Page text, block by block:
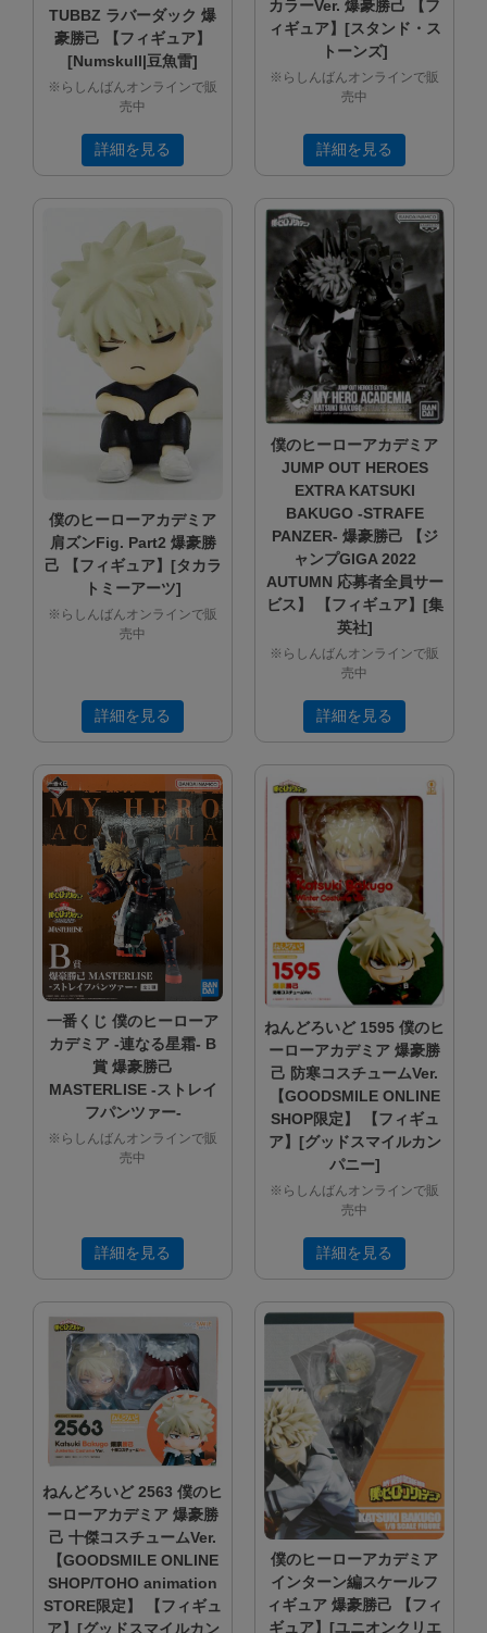
TUBBZ ラバーダック 爆
豪勝己 【フィギュア】
[Numskull|豆魚雷]
※らしんばんオンラインで販
売中
詳細を見る
カラーVer. 爆豪勝己 【フ
ィギュア】[スタンド・ス
トーンズ]
※らしんばんオンラインで販
売中
詳細を見る
僕のヒーローアカデミア
肩ズンFig. Part2 爆豪勝
己 【フィギュア】[タカラ
トミーアーツ]
※らしんばんオンラインで販
売中
詳細を見る
僕のヒーローアカデミア
JUMP OUT HEROES
EXTRA KATSUKI
BAKUGO -STRAFE
PANZER- 爆豪勝己 【ジ
ャンプGIGA 2022
AUTUMN 応募者全員サー
ビス】 【フィギュア】[集
英社]
※らしんばんオンラインで販
売中
詳細を見る
一番くじ 僕のヒーローア
カデミア -連なる星霜- B
賞 爆豪勝己
MASTERLISE -ストレイ
フパンツァー-
※らしんばんオンラインで販
売中
詳細を見る
ねんどろいど 1595 僕のヒ
ーローアカデミア 爆豪勝
己 防寒コスチュームVer.
【GOODSMILE ONLINE
SHOP限定】 【フィギュ
ア】[グッドスマイルカン
パニー]
※らしんばんオンラインで販
売中
詳細を見る
ねんどろいど 2563 僕のヒ
ーローアカデミア 爆豪勝
己 十傑コスチュームVer.
【GOODSMILE ONLINE
SHOP/TOHO animation
STORE限定】 【フィギュ
ア】[グッドスマイルカン
僕のヒーローアカデミア
インターン編スケールフ
ィギュア 爆豪勝己 【フィ
ギュア】[ユニオンクリエ